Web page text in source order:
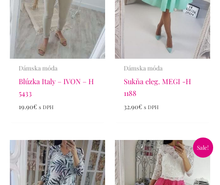
Dámska móda
Blúzka Italy – IVON – H
5433
19.90€ s DPH
Dámska móda
Sukňa eleg. MEGI -H
1188
32.90€ s DPH
Sale!
Pôvodná
cena
bola:
65.90€.
Aktuálna
cena
je:
46.90€.